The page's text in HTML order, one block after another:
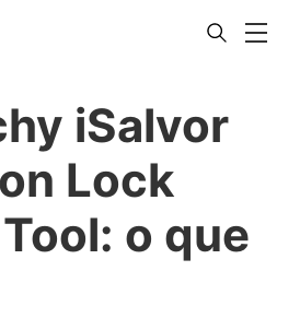
iSalvor
Lock
o que